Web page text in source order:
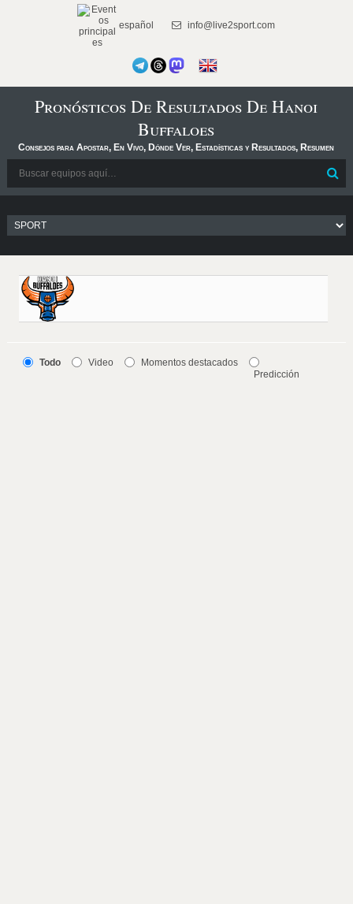
español info@live2sport.com
Pronósticos De Resultados De Hanoi
Buffaloes
Consejos para Apostar, En Vivo, Dónde Ver, Estadísticas y Resultados, Resumen
Todo Video
Momentos destacados
Predicción